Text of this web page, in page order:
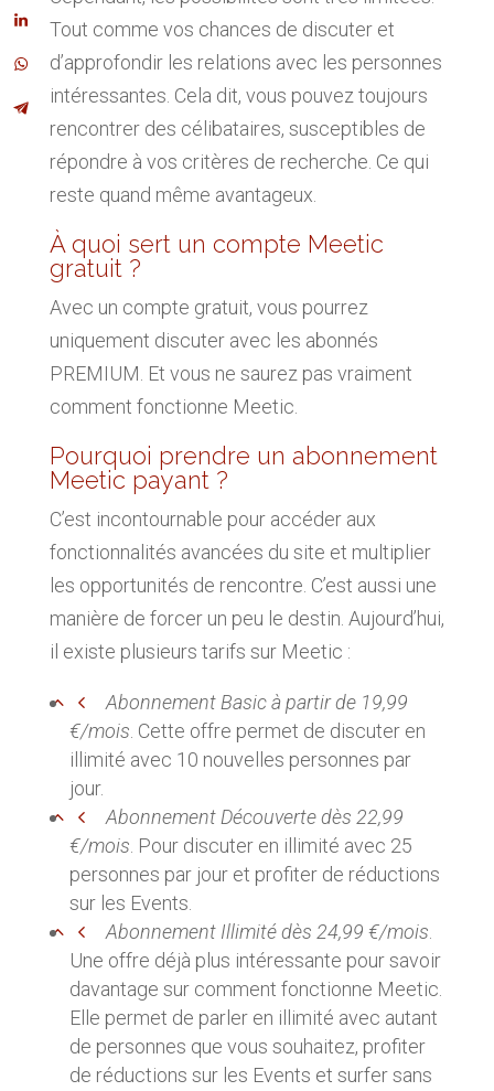
Tout comme vos chances de discuter et
d’approfondir les relations avec les personnes
intéressantes. Cela dit, vous pouvez toujours
rencontrer des célibataires, susceptibles de
répondre à vos critères de recherche. Ce qui
reste quand même avantageux.
À quoi sert un compte Meetic
gratuit ?
Avec un compte gratuit, vous pourrez
uniquement discuter avec les abonnés
PREMIUM. Et vous ne saurez pas vraiment
comment fonctionne Meetic.
Pourquoi prendre un abonnement
Meetic payant ?
C’est incontournable pour accéder aux
fonctionnalités avancées du site et multiplier
les opportunités de rencontre. C’est aussi une
manière de forcer un peu le destin. Aujourd’hui,
il existe plusieurs tarifs sur Meetic :
Abonnement Basic à partir de 19,99
€/mois. Cette offre permet de discuter en
illimité avec 10 nouvelles personnes par
jour.
Abonnement Découverte dès 22,99
€/mois. Pour discuter en illimité avec 25
personnes par jour et profiter de réductions
sur les Events.
Abonnement Illimité dès 24,99 €/mois.
Une offre déjà plus intéressante pour savoir
davantage sur comment fonctionne Meetic.
Elle permet de parler en illimité avec autant
de personnes que vous souhaitez, profiter
de réductions sur les Events et surfer sans